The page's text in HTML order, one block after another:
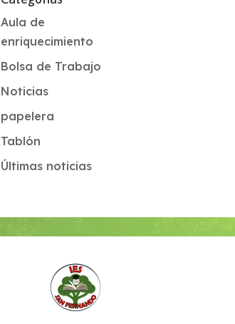
Aula de
enriquecimiento
Bolsa de Trabajo
Noticias
papelera
Tablón
Últimas noticias